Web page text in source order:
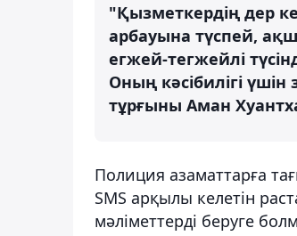
"Қызметкердің дер
арбауына түспей,
егжей-тегжейлі
Оның кәсібилігі
тұрғыны Аман
Полиция азаматтарға
SMS арқылы келетін
мәліметтерді беруге